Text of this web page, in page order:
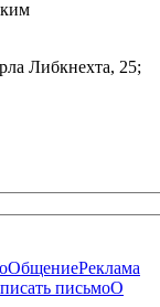
Либкнехта, 25;
ОбщениеРеклама
письмоО